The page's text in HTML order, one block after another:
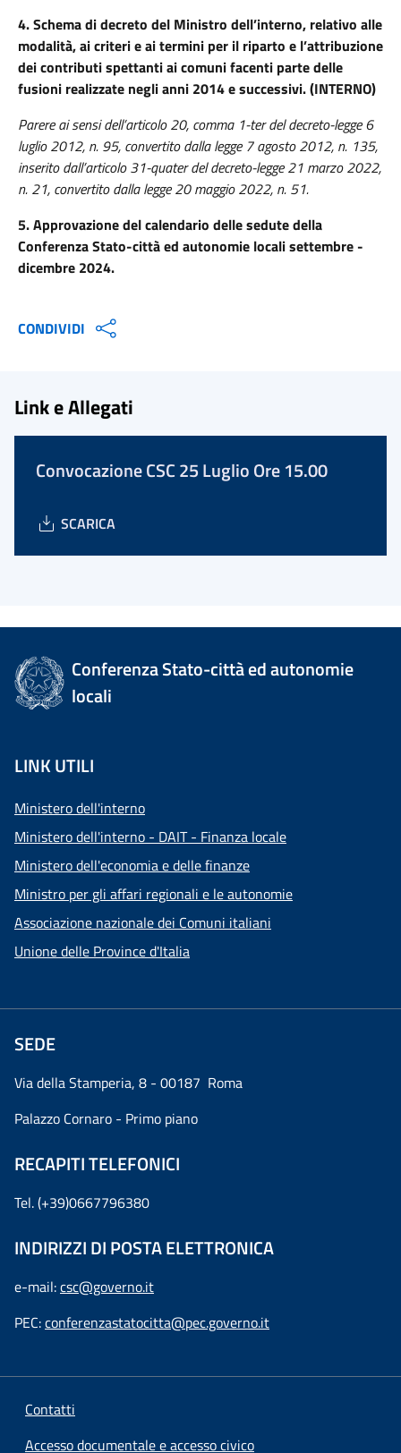
4. Schema di decreto del Ministro dell’interno, relativo alle
modalità, ai criteri e ai termini per il riparto e l’attribuzione
dei contributi spettanti ai comuni facenti parte delle
fusioni realizzate negli anni 2014 e successivi. (INTERNO)
Parere ai sensi dell’articolo 20, comma 1-ter del decreto-legge 6
luglio 2012, n. 95, convertito dalla legge 7 agosto 2012, n. 135,
inserito dall’articolo 31-quater del decreto-legge 21 marzo 2022,
n. 21, convertito dalla legge 20 maggio 2022, n. 51.
5. Approvazione del calendario delle sedute della
Conferenza Stato-città ed autonomie locali settembre -
dicembre 2024.
CONDIVIDI
Link e Allegati
Convocazione CSC 25 Luglio Ore 15.00
SCARICA
Conferenza Stato-città ed autonomie
locali
LINK UTILI
Ministero dell'interno
Ministero dell'interno - DAIT - Finanza locale
Ministero dell'economia e delle finanze
Ministro per gli affari regionali e le autonomie
Associazione nazionale dei Comuni italiani
Unione delle Province d'Italia
SEDE
Via della Stamperia, 8 - 00187 Roma
Palazzo Cornaro - Primo piano
RECAPITI TELEFONICI
Tel. (+39)0667796380
INDIRIZZI DI POSTA ELETTRONICA
e-mail:csc@governo.it
PEC:conferenzastatocitta@pec.governo.it
Contatti
Accesso documentale e accesso civico